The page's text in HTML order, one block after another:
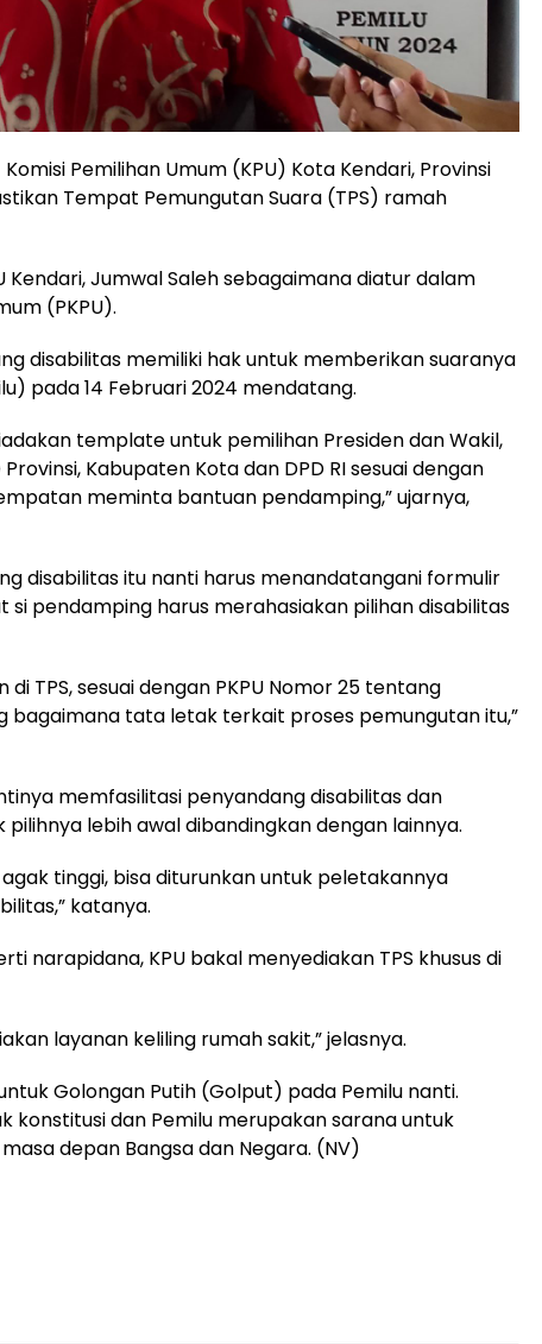
Komisi Pemilihan Umum (KPU) Kota Kendari, Provinsi
Tempat Pemungutan Suara (TPS) ramah
Kendari, Jumwal Saleh sebagaimana diatur dalam
(PKPU).
disabilitas memiliki hak untuk memberikan suaranya
pada 14 Februari 2024 mendatang.
template untuk pemilihan Presiden dan Wakil,
Kabupaten Kota dan DPD RI sesuai dengan
meminta bantuan pendamping,” ujarnya,
disabilitas itu nanti harus menandatangani formulir
si pendamping harus merahasiakan pilihan disabilitas
TPS, sesuai dengan PKPU Nomor 25 tentang
bagaimana tata letak terkait proses pemungutan itu,”
memfasilitasi penyandang disabilitas dan
lebih awal dibandingkan dengan lainnya.
tinggi, bisa diturunkan untuk peletakannya
katanya.
narapidana, KPU bakal menyediakan TPS khusus di
layanan keliling rumah sakit,” jelasnya.
Golongan Putih (Golput) pada Pemilu nanti.
konstitusi dan Pemilu merupakan sarana untuk
depan Bangsa dan Negara. (NV)